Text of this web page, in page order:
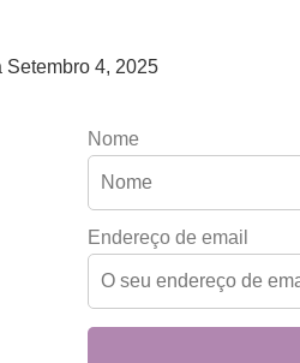
Setembro 4, 2025
Nome
Endereço de email